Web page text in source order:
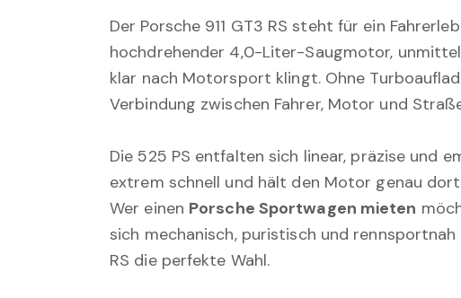
Der Porsche 911 GT3 RS steht für ein
hochdrehender 4,0-Liter-Saugmotor,
klar nach Motorsport klingt. Ohne
Verbindung zwischen Fahrer, Motor und
Die 525 PS entfalten sich linear, präzise und
extrem schnell und hält den Motor genau
Wer einen Porsche Sportwagen mieten
sich mechanisch, puristisch und
RS die perfekte Wahl.